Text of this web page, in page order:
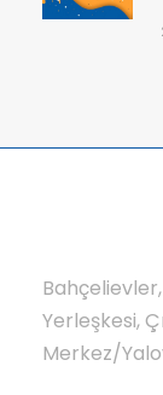
Yerleşkesi,
Merkez/